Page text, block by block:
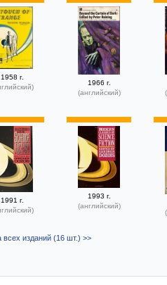
1958 г.
1966 г.
(английский)
1991 г.
1993 г.
(английский)
всех изданий (16 шт.) >>